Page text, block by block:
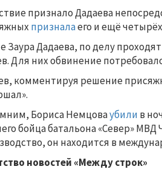
признало Дадаева
призналаего и ещё
Заура Дадаева, по делу
Для них обвинение
комментируя решение
Бориса Немцоваубили в
бойца батальона «Север»
он находится в
новостей «Между строк»